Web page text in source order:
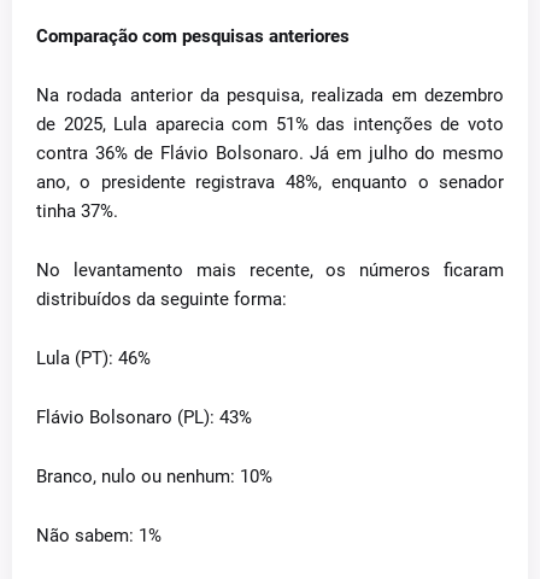
Comparação com pesquisas anteriores
Na rodada anterior da pesquisa, realizada em dezembro
de 2025, Lula aparecia com 51% das intenções de voto
contra 36% de Flávio Bolsonaro. Já em julho do mesmo
ano, o presidente registrava 48%, enquanto o senador
tinha 37%.
No levantamento mais recente, os números ficaram
distribuídos da seguinte forma:
Lula (PT): 46%
Flávio Bolsonaro (PL): 43%
Branco, nulo ou nenhum: 10%
Não sabem: 1%